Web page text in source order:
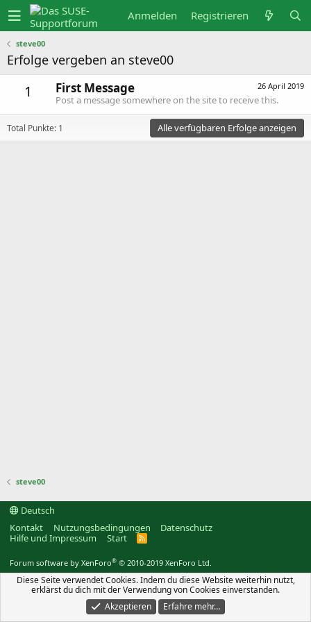
Anmelden Registrieren
steve00
Erfolge vergeben an steve00
1 26 April 2019
First Message
Post a message somewhere on the site to receive this.
Total Punkte: 1 Alle verfügbaren Erfolge anzeigen
steve00
Deutsch
Kontakt
Nutzungsbedingungen
Datenschutz
Hilfe und Impressum
Start
R
Forum software by XenForo® © 2010-2019 XenForo Ltd.
Diese Seite verwendet Cookies. Indem du diese Website weiterhin nutzt,
erklärst du dich mit der Verwendung von Cookies einverstanden.
Akzeptieren
Erfahre mehr…